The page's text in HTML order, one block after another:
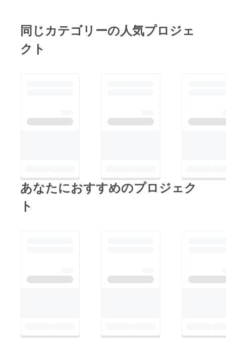
れる恐れがある状況で
す。※1棟目の建物は簡
礼品の7 Roast Coffee
Roasteryさんにご協力
いただきました。ザン
Coffee味わっていただ
ります。この支援活動
は、日本の子供たちと
同じカテゴリーの人気プロジェ
クト
あなたにおすすめのプロジェク
ト